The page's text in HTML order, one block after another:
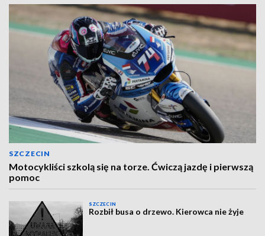
SZCZECIN
Motocykliści szkolą się na torze. Ćwiczą jazdę i pierwszą
pomoc
SZCZECIN
Rozbił busa o drzewo. Kierowca nie żyje